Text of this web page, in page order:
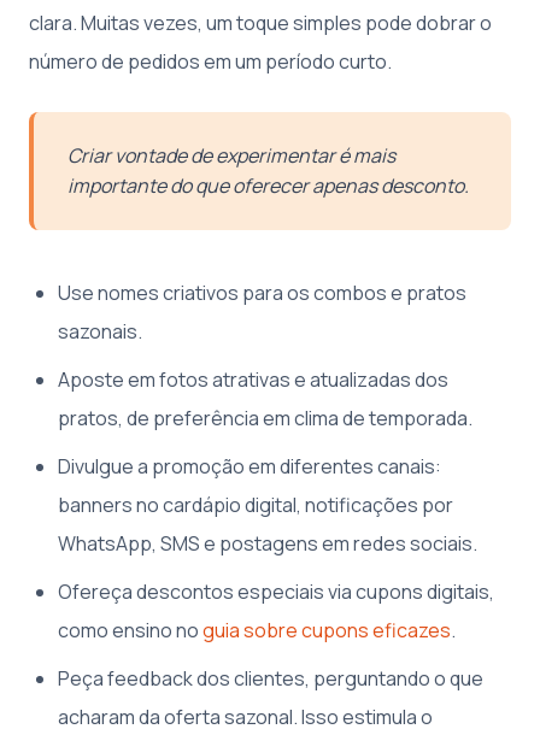
clara. Muitas vezes, um toque simples pode dobrar o
número de pedidos em um período curto.
Criar vontade de experimentar é mais
importante do que oferecer apenas desconto.
Use nomes criativos para os combos e pratos
sazonais.
Aposte em fotos atrativas e atualizadas dos
pratos, de preferência em clima de temporada.
Divulgue a promoção em diferentes canais:
banners no cardápio digital, notificações por
WhatsApp, SMS e postagens em redes sociais.
Ofereça descontos especiais via cupons digitais,
como ensino noguia sobre cupons eficazes.
Peça feedback dos clientes, perguntando o que
acharam da oferta sazonal. Isso estimula o